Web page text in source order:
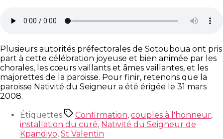
Plusieurs autorités préfectorales de Sotouboua ont pris
part à cette célébration joyeuse et bien animée par les
chorales, les cœurs vaillants et âmes vaillantes, et les
majorettes de la paroisse. Pour finir, retenons que la
paroisse Nativité du Seigneur a été érigée le 31 mars
2008.
Étiquettes
Confirmation, couples à l'honneur,
installation du curé, Nativité du Seigneur de
Kpandiyo, St Valentin